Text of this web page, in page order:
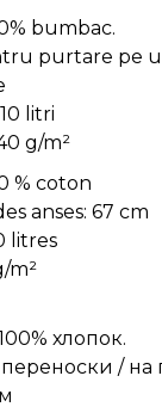
bumbac.
purtare pe
litri
g/m²
% coton
anses: 67 cm
litres
m²
хлопок.
/ на